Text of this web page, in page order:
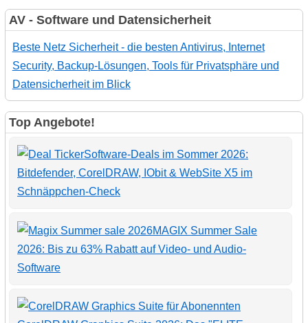
AV - Software und Datensicherheit
Beste Netz Sicherheit - die besten Antivirus, Internet
Security, Backup-Lösungen, Tools für Privatsphäre und
Datensicherheit im Blick
Top Angebote!
Software-Deals im Sommer 2026:
Bitdefender, CorelDRAW, IObit & WebSite X5 im
Schnäppchen-Check
MAGIX Summer Sale
2026: Bis zu 63% Rabatt auf Video- und Audio-
Software